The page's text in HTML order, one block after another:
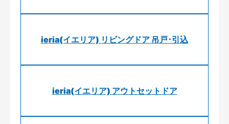
ieria(イエリア) リビングドア 吊戸･引込
ieria(イエリア) アウトセットドア